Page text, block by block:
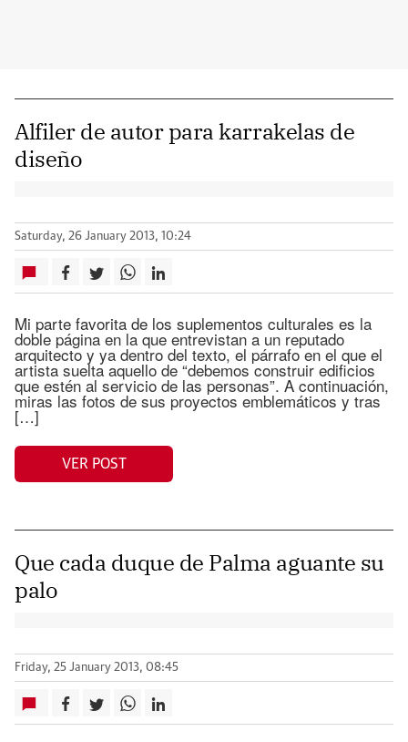
Alfiler de autor para karrakelas de
diseño
Saturday, 26 January 2013, 10:24
Mi parte favorita de los suplementos culturales es la
doble página en la que entrevistan a un reputado
arquitecto y ya dentro del texto, el párrafo en el que el
artista suelta aquello de “debemos construir edificios
que estén al servicio de las personas”. A continuación,
miras las fotos de sus proyectos emblemáticos y tras
[…]
VER POST
Que cada duque de Palma aguante su
palo
Friday, 25 January 2013, 08:45